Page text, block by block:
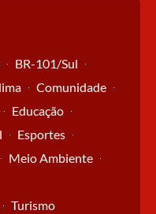
BR-101/Sul
Comunidade
Educação
Esportes
Meio Ambiente
Turismo